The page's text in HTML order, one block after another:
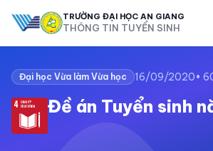
TRƯỜNG ĐẠI HỌC AN GIANG
THÔNG TIN TUYỂN SINH
Đại học Vừa làm Vừa học 16/09/2020•
Đề án Tuyển sinh